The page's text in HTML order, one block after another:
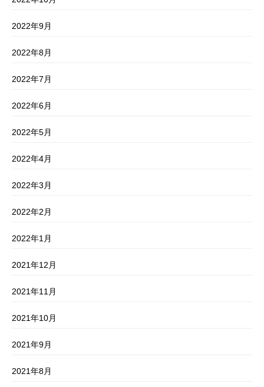
2022年9月
2022年8月
2022年7月
2022年6月
2022年5月
2022年4月
2022年3月
2022年2月
2022年1月
2021年12月
2021年11月
2021年10月
2021年9月
2021年8月